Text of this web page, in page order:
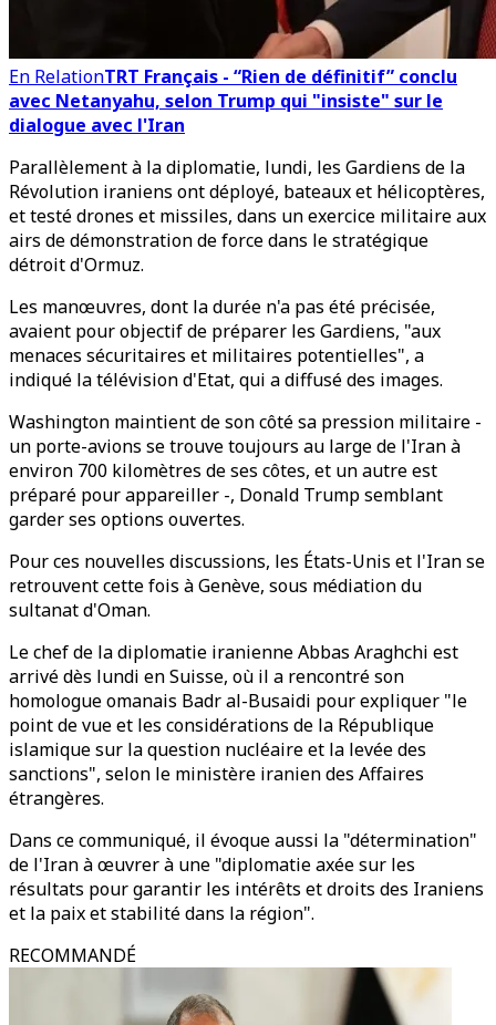
En RelationTRT Français - “Rien de définitif” conclu
avec Netanyahu, selon Trump qui "insiste" sur le
dialogue avec l'Iran
Parallèlement à la diplomatie, lundi, les Gardiens de la
Révolution iraniens ont déployé, bateaux et hélicoptères,
et testé drones et missiles, dans un exercice militaire aux
airs de démonstration de force dans le stratégique
détroit d'Ormuz.
Les manœuvres, dont la durée n'a pas été précisée,
avaient pour objectif de préparer les Gardiens, "aux
menaces sécuritaires et militaires potentielles", a
indiqué la télévision d'Etat, qui a diffusé des images.
Washington maintient de son côté sa pression militaire -
un porte-avions se trouve toujours au large de l'Iran à
environ 700 kilomètres de ses côtes, et un autre est
préparé pour appareiller -, Donald Trump semblant
garder ses options ouvertes.
Pour ces nouvelles discussions, les États-Unis et l'Iran se
retrouvent cette fois à Genève, sous médiation du
sultanat d'Oman.
Le chef de la diplomatie iranienne Abbas Araghchi est
arrivé dès lundi en Suisse, où il a rencontré son
homologue omanais Badr al-Busaidi pour expliquer "le
point de vue et les considérations de la République
islamique sur la question nucléaire et la levée des
sanctions", selon le ministère iranien des Affaires
étrangères.
Dans ce communiqué, il évoque aussi la "détermination"
de l'Iran à œuvrer à une "diplomatie axée sur les
résultats pour garantir les intérêts et droits des Iraniens
et la paix et stabilité dans la région".
RECOMMANDÉ